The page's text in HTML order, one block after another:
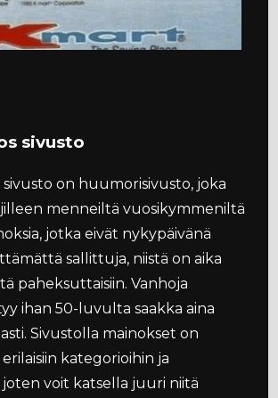
sivusto
sivusto on huumorisivusto, joka
menneiltä vuosikymmeniltä
jotka eivät nykypäivänä
sallittuja, niistä on aika
paheksuttaisiin. Vanhoja
ihan 50-luvulta saakka aina
Sivustolla mainokset on
kategorioihin ja
joten voit katsella juuri niitä